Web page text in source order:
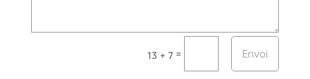
13 + 7 = Envoi